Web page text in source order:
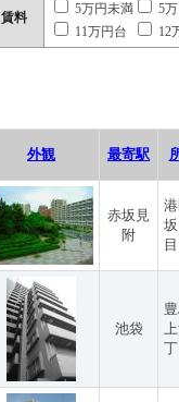
賃料
5万円未満
5
11万円台
12
外観 最寄駅
赤坂見
附
目
池袋